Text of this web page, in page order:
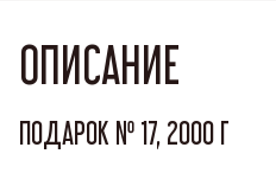
ОПИСАНИЕ
ПОДАРОК № 17, 2000 Г